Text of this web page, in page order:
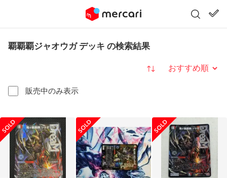
覇覇覇ジャオウガ デッキ の検索結果
販売中のみ表示
並び替え